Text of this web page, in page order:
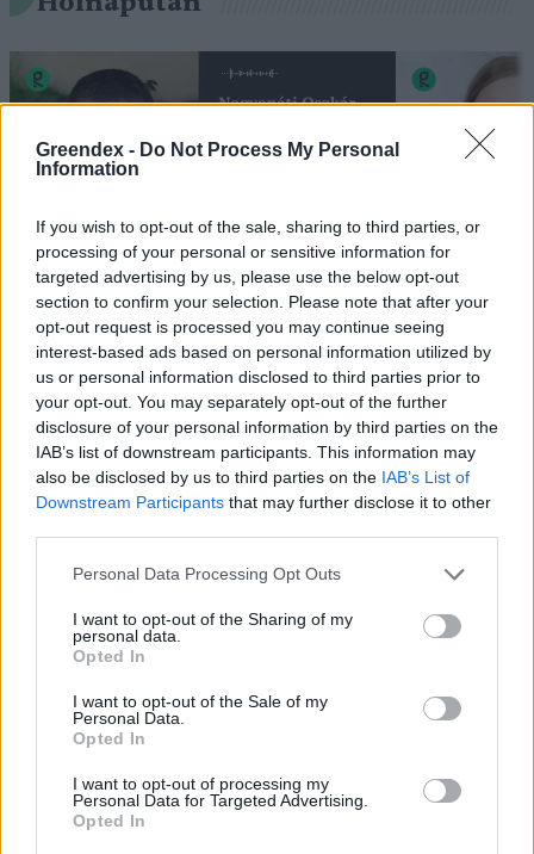
Greendex - Do Not Process My Personal
Information
If you wish to opt-out of the sale, sharing to third parties, or
processing of your personal or sensitive information for
targeted advertising by us, please use the below opt-out
section to confirm your selection. Please note that after your
opt-out request is processed you may continue seeing
interest-based ads based on personal information utilized by
us or personal information disclosed to third parties prior to
your opt-out. You may separately opt-out of the further
disclosure of your personal information by third parties on the
IAB’s list of downstream participants. This information may
also be disclosed by us to third parties on the IAB’s List of
Downstream Participants that may further disclose it to other
Personal Data Processing Opt Outs
I want to opt-out of the Sharing of my
personal data.
Opted In
I want to opt-out of the Sale of my
Personal Data.
Opted In
I want to opt-out of processing my
Personal Data for Targeted Advertising.
Opted In
„Mindegy már, hogy milyen
víz, csak víz legyen” |
Holnapután
Greendex 55:58
A
az ember
Greendex
Vitorlavirág – Így lesz gyönyörű
ÉLŐ BOLYGÓNK Lonkay Márta 4 perc